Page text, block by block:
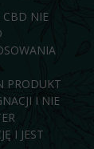
CBD NIE
PRODUKT
I NIE
I JEST